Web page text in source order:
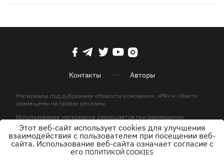
Контакты Авторы
Материалы под рубриками «Новости компании», «PR» и «Факт»
размещены на правах рекламы
Использование материалов разрешается при размещении
активной гиперссылки на KP.UA в первом абзаце.
© ООО «ЮЛАВ МЕДИА»,2026. Все права защищены.
Этот веб-сайт использует cookies для улучшения
взаимодействия с пользователем при посещении веб-
сайта. Использование веб-сайта означает согласие с
его ПОЛИТИКОЙ COOKIES